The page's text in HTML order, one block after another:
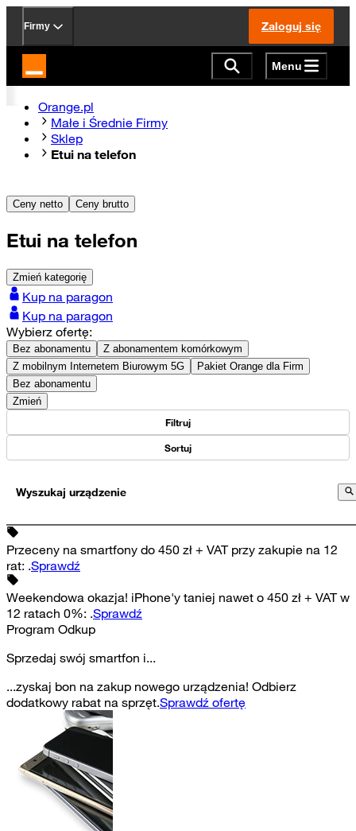
Firmy Zaloguj się
Strona główna Orange.pl Menu
Orange.pl
Małe i Średnie Firmy
Sklep
Etui na telefon
Ceny netto Ceny brutto
Etui na telefon
Zmień kategorię
Kup na paragon
Kup na paragon
Wybierz ofertę:
Bez abonamentu
Z abonamentem komórkowym
Z mobilnym Internetem Biurowym 5G
Pakiet Orange dla Firm
Bez abonamentu
Zmień
Filtruj
Sortuj
Wyszukaj urządzenie
Przeceny na smartfony do 450 zł + VAT przy zakupie na 12
rat: .Sprawdź
Weekendowa okazja! iPhone'y taniej nawet o 450 zł + VAT w
12 ratach 0%: .Sprawdź
Program Odkup
Sprzedaj swój smartfon i...
...zyskaj bon na zakup nowego urządzenia! Odbierz
dodatkowy rabat na sprzęt.Sprawdź ofertę